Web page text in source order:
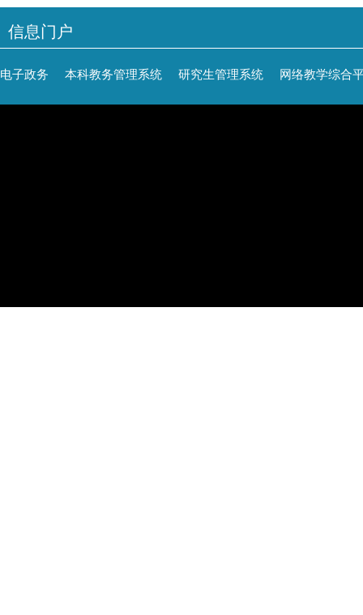
信息门户
电子政务 本科教务管理系统 研究生管理系统 网络教学综合